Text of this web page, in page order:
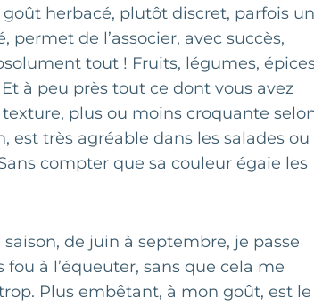
herbacé, plutôt discret, parfois un
permet de l’associer, avec succès,
tout ! Fruits, légumes,
à peu près tout ce dont vous avez
texture, plus ou moins croquante
est très agréable dans les salades ou
compter que sa couleur égaie les
saison, de juin à septembre, je passe
fou à l’équeuter, sans que cela me
Plus embêtant, à mon goût, est